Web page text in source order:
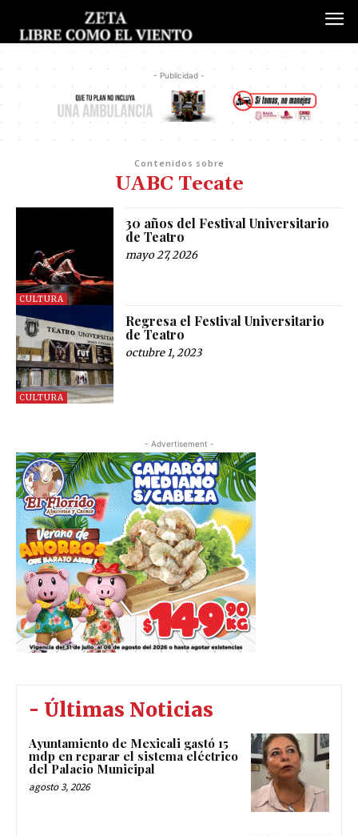
- Publicidad -
Contenidos sobre
UABC Tecate
CULTURA
30 años del Festival Universitario
de Teatro
mayo 27, 2026
CULTURA
Regresa el Festival Universitario
de Teatro
octubre 1, 2023
- Advertisement -
- Últimas Noticias
Ayuntamiento de Mexicali gastó 15
mdp en reparar el sistema eléctrico
del Palacio Municipal
agosto 3, 2026